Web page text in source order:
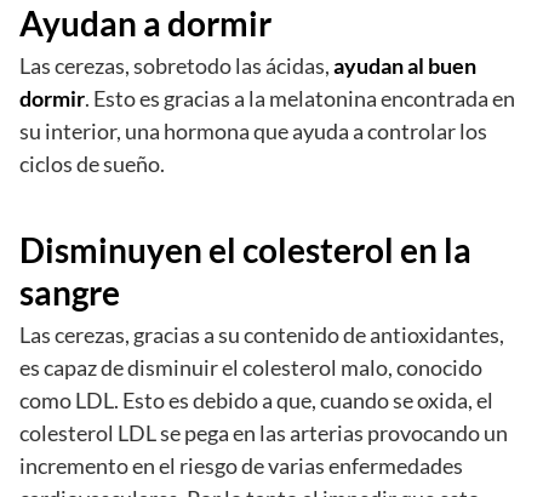
Ayudan a dormir
Las cerezas, sobretodo las ácidas,ayudan al buen
dormir. Esto es gracias a la melatonina encontrada en
su interior, una hormona que ayuda a controlar los
ciclos de sueño.
Disminuyen el colesterol en la
sangre
Las cerezas, gracias a su contenido de antioxidantes,
es capaz de disminuir el colesterol malo, conocido
como LDL. Esto es debido a que, cuando se oxida, el
colesterol LDL se pega en las arterias provocando un
incremento en el riesgo de varias enfermedades